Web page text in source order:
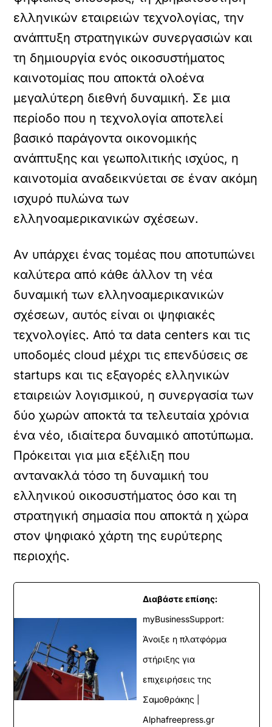
ελληνικών εταιρειών τεχνολογίας, την
ανάπτυξη στρατηγικών συνεργασιών και
τη δημιουργία ενός οικοσυστήματος
καινοτομίας που αποκτά ολοένα
μεγαλύτερη διεθνή δυναμική. Σε μια
περίοδο που η τεχνολογία αποτελεί
βασικό παράγοντα οικονομικής
ανάπτυξης και γεωπολιτικής ισχύος, η
καινοτομία αναδεικνύεται σε έναν ακόμη
ισχυρό πυλώνα των
ελληνοαμερικανικών σχέσεων.
Αν υπάρχει ένας τομέας που αποτυπώνει
καλύτερα από κάθε άλλον τη νέα
δυναμική των ελληνοαμερικανικών
σχέσεων, αυτός είναι οι ψηφιακές
τεχνολογίες. Από τα data centers και τις
υποδομές cloud μέχρι τις επενδύσεις σε
startups και τις εξαγορές ελληνικών
εταιρειών λογισμικού, η συνεργασία των
δύο χωρών αποκτά τα τελευταία χρόνια
ένα νέο, ιδιαίτερα δυναμικό αποτύπωμα.
Πρόκειται για μια εξέλιξη που
αντανακλά τόσο τη δυναμική του
ελληνικού οικοσυστήματος όσο και τη
στρατηγική σημασία που αποκτά η χώρα
στον ψηφιακό χάρτη της ευρύτερης
περιοχής.
Διαβάστε επίσης:
myBusinessSupport:
Άνοιξε η πλατφόρμα
στήριξης για
επιχειρήσεις της
Σαμοθράκης |
Alphafreepress.gr